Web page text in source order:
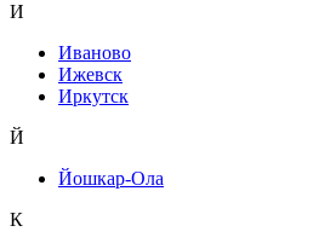
И
Иваново
Ижевск
Иркутск
Й
Йошкар-Ола
К